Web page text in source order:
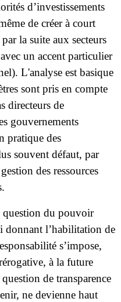
d’investissements
de créer à court
la suite aux secteurs
un accent particulier
L'analyse est basique
sont pris en compte
directeurs de
gouvernements
pratique des
souvent défaut, par
des ressources
question du pouvoir
donnant l’habilitation de
s’impose,
à la future
de transparence
ne devienne haut